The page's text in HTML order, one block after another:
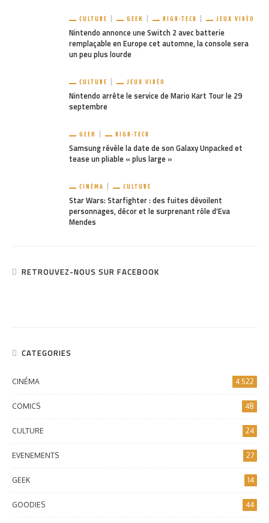
CULTURE GEEK HIGH-TECH JEUX VIDÉO
Nintendo annonce une Switch 2 avec batterie
remplaçable en Europe cet automne, la console sera
un peu plus lourde
CULTURE JEUX VIDÉO
Nintendo arrête le service de Mario Kart Tour le 29
septembre
GEEK HIGH-TECH
Samsung révèle la date de son Galaxy Unpacked et
tease un pliable « plus large »
CINÉMA CULTURE
Star Wars: Starfighter : des fuites dévoilent
personnages, décor et le surprenant rôle d’Eva
Mendes
RETROUVEZ-NOUS SUR FACEBOOK
CATEGORIES
CINÉMA 4 522
COMICS 48
CULTURE 24
EVENEMENTS 27
GEEK 14
GOODIES 44